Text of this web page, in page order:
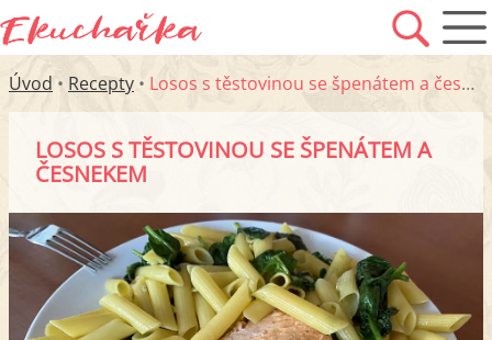
Úvod • Recepty • Losos s těstovinou se špenátem a česnekem
LOSOS S TĚSTOVINOU SE ŠPENÁTEM A
ČESNEKEM